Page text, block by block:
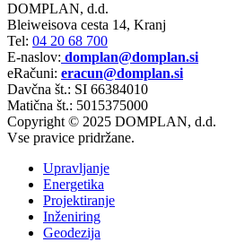
DOMPLAN, d.d.
Bleiweisova cesta 14, Kranj
Tel: 04 20 68 700
E-naslov: domplan@domplan.si
eRačuni: eracun@domplan.si
Davčna št.: SI 66384010
Matična št.: 5015375000
Copyright © 2025 DOMPLAN, d.d.
Vse pravice pridržane.
Upravljanje
Energetika
Projektiranje
Inženiring
Geodezija